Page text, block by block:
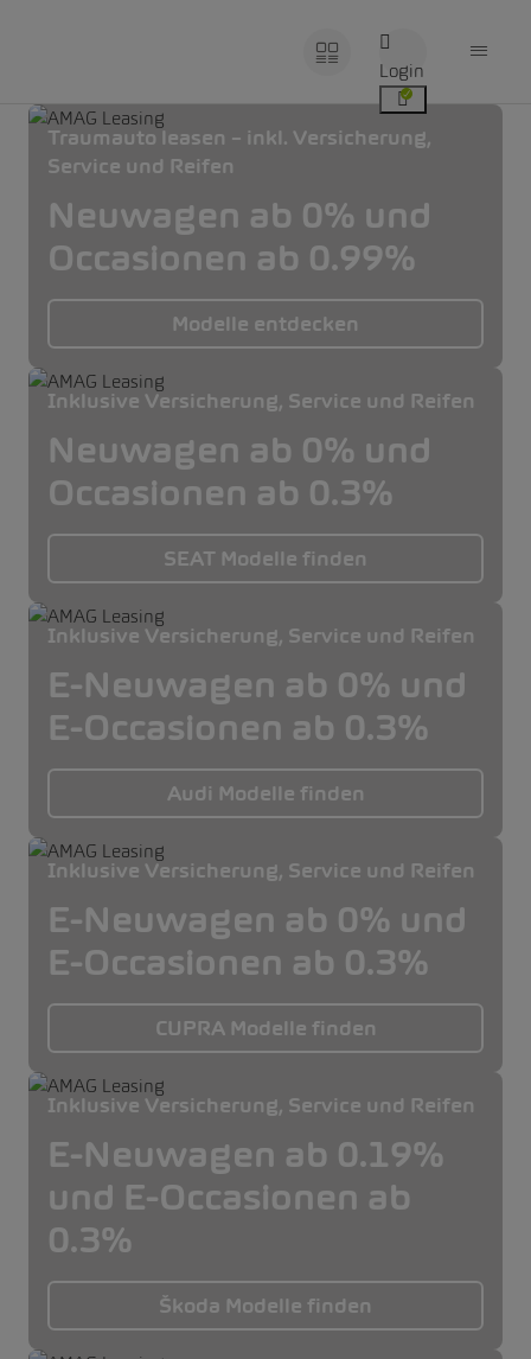
Login
Traumauto leasen – inkl. Versicherung,
Service und Reifen
Neuwagen ab 0% und
Occasionen ab 0.99%
Modelle entdecken
Inklusive Versicherung, Service und Reifen
Neuwagen ab 0% und
Occasionen ab 0.3%
SEAT Modelle finden
Inklusive Versicherung, Service und Reifen
E-Neuwagen ab 0% und
E-Occasionen ab 0.3%
Audi Modelle finden
Inklusive Versicherung, Service und Reifen
E-Neuwagen ab 0% und
E-Occasionen ab 0.3%
CUPRA Modelle finden
Inklusive Versicherung, Service und Reifen
E-Neuwagen ab 0.19%
und E-Occasionen ab
0.3%
Škoda Modelle finden